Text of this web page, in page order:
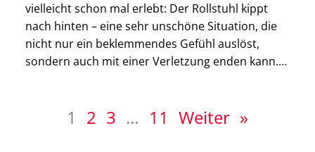
vielleicht schon mal erlebt: Der Rollstuhl kippt
nach hinten – eine sehr unschöne Situation, die
nicht nur ein beklemmendes Gefühl auslöst,
sondern auch mit einer Verletzung enden kann.
Kippschutz. In diesem Beitrag nehmen wir die
1 2 3 … 11 Weiter »